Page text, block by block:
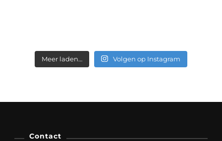
Meer laden… Volgen op Instagram
Contact